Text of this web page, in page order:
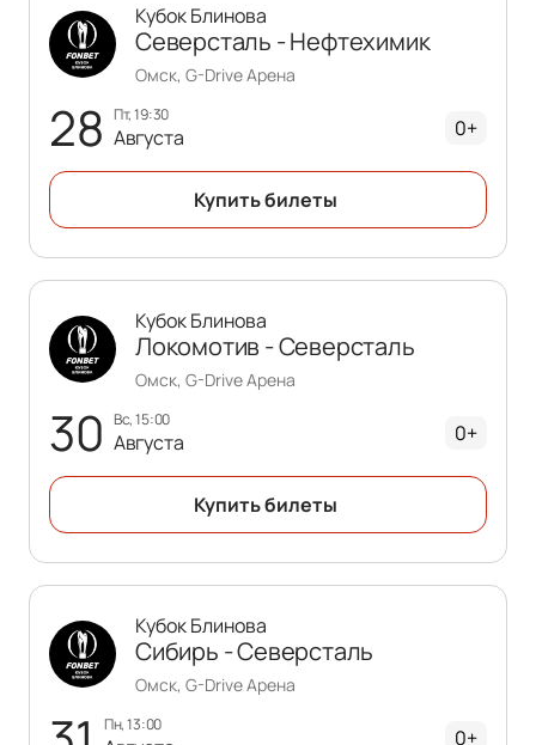
28 пт, 19:30
Августа
Кубок Блинова
Северсталь - Нефтехимик
Омск, G-Drive Арена
0+
Купить билеты
30 вс, 15:00
Августа
Кубок Блинова
Локомотив - Северсталь
Омск, G-Drive Арена
0+
Купить билеты
пн, 13:00
Кубок Блинова
Сибирь - Северсталь
Омск, G-Drive Арена
0+